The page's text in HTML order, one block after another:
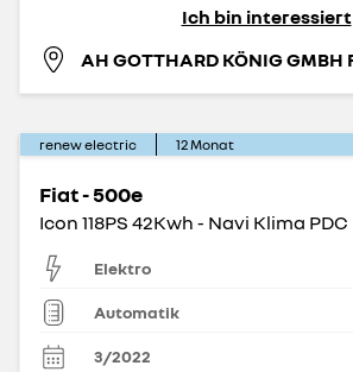
Ich bin interessiert
renew electric 12Monat
Fiat - 500e
Icon 118PS 42Kwh - Navi Klima PDC
Elektro
Automatik
3/2022